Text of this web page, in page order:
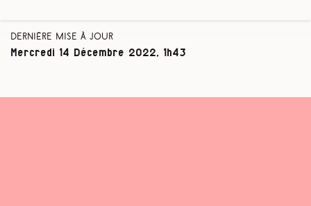
Dernière mise à jour
Mercredi 14 Décembre 2022, 1h43